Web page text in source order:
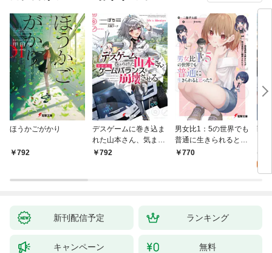
ほうかごがかり
792
デスゲームに巻き込ま
れた山本さん、気まま
にゲームバランスを崩
792
男女比1：5の世界でも
普通に生きられると思
った？ ～激重感情な
770
戦
活
特
新刊配信予定 ランキング
キャンペーン 無料